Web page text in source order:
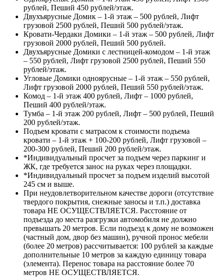
рублей, Пеший 450 рублей/этаж.
Двухъярусные Домик – 1-й этаж – 500 рублей, Лифт
грузовой 2500 рублей, Пеший 500 рублей/этаж.
Кровати-Чердаки Домики – 1-й этаж – 500 рублей, Лифт
грузовой 2000 рублей, Пеший 500 рублей.
Двухъярусные Домики с лестницей-комодом – 1-й этаж
– 550 рублей, Лифт грузовой 2500 рублей, Пеший 550
рублей/этаж.
Угловые Домики одноярусные – 1-й этаж – 550 рублей,
Лифт грузовой 2000 рублей, Пеший 550 рублей/этаж.
Комод – 1-й этаж 400 рублей, Лифт – 1000 рублей,
Пеший 400 рублей/этаж.
Тумба – 1-й этаж 200 рублей, Лифт – 500 рублей, Пеший
200 рублей/этаж.
Подъем кровати с матрасом к стоимости подъема
кровати – 1-й этаж + 100-200 рублей, Лифт грузовой –
200-300 рублей, Пеший 200 рублей/этаж.
*Индивидуальный просчет за подъем через паркинг и
ЖК, где требуется занос на руках через площадки.
*Индивидуальный просчет за подъем изделий высотой
245 см и выше.
При неудовлетворительном качестве дороги (отсутствие
твердого покрытия, снежные заносы и т.п.) доставка
товара НЕ ОСУЩЕСТВЛЯЕТСЯ. Расстояние от
подъезда до места разгрузки автомобиля не должно
превышать 20 метров. Если подъезд к дому не возможен
(частный дом, двор без машин), ручной пронос мебели
(более 20 метров) рассчитывается: 100 рублей за каждые
дополнительные 10 метров за каждую единицу товара
(элемента). Перенос товара на расстояние более 70
метров НЕ ОСУЩЕСТВЛЯЕТСЯ.